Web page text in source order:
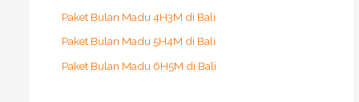
Paket Bulan Madu 4H3M di Bali
Paket Bulan Madu 5H4M di Bali
Paket Bulan Madu 6H5M di Bali